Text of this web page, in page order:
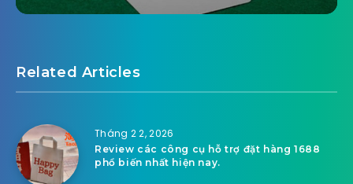
Related Articles
Tháng 2 2, 2026
Review các công cụ hỗ trợ đặt hàng 1688
phổ biến nhất hiện nay.